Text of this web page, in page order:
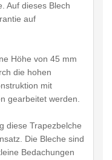
Auf dieses Blech
auf
Höhe von 45 mm
die hohen
mit
gearbeitet werden.
diese Trapezbelche
Die Bleche sind
Bedachungen